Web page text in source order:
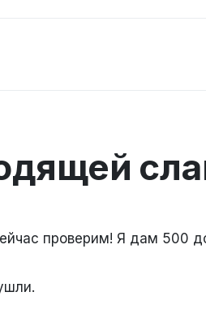
проверим! Я дам 500